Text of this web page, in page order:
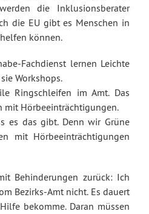
die Inklusionsberater
die EU gibt es Menschen in
können.
Fachdienst lernen Leichte
Workshops.
Ringschleifen im Amt. Das
mit Hörbeeinträchtigungen.
es das gibt. Denn wir Grüne
mit Hörbeeinträchtigungen
Behinderungen zurück: Ich
Bezirks-Amt nicht. Es dauert
bekomme. Daran müssen